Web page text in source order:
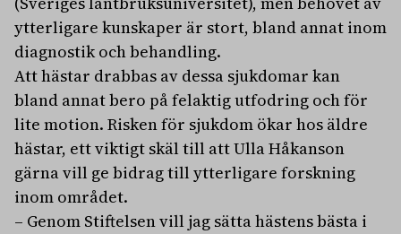
ytterligare kunskaper är stort, bland annat inom
diagnostik och behandling.
Att hästar drabbas av dessa sjukdomar kan
bland annat bero på felaktig utfodring och för
lite motion. Risken för sjukdom ökar hos äldre
hästar, ett viktigt skäl till att Ulla Håkanson
gärna vill ge bidrag till ytterligare forskning
inom området.
– Genom Stiftelsen vill jag sätta hästens bästa i